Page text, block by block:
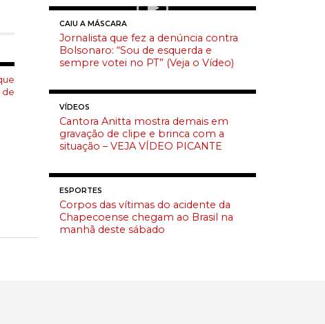
de
CAIU A MÁSCARA
Jornalista que fez a denúncia contra
Bolsonaro: “Sou de esquerda e
sempre votei no PT” (Veja o Vídeo)
VÍDEOS
Cantora Anitta mostra demais em
gravação de clipe e brinca com a
situação – VEJA VÍDEO PICANTE
ESPORTES
Corpos das vítimas do acidente da
Chapecoense chegam ao Brasil na
manhã deste sábado